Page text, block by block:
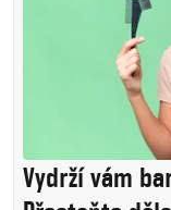
Vydrží vám